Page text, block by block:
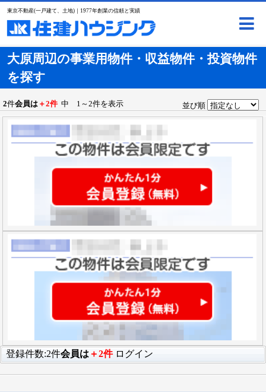
東京不動産(一戸建て、土地)｜1977年創業の信頼と実績
大原周辺の事業用物件・収益物件・投資物件
を探す
2件会員は ＋2件 中 1～2件を表示 並び順
登録件数:2件会員は ＋2件 ログイン